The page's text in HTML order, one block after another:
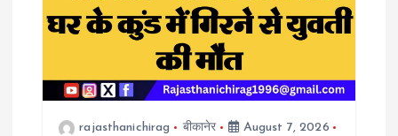
a
rajasthanichirag बीकानेर
August 7, 2026